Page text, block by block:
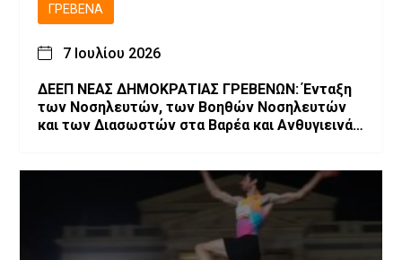
ΓΡΕΒΕΝΆ
7 Ιουλίου 2026
ΔΕΕΠ ΝΕΑΣ ΔΗΜΟΚΡΑΤΙΑΣ ΓΡΕΒΕΝΩΝ: Ένταξη
των Νοσηλευτών, των Βοηθών Νοσηλευτών
και των Διασωστών στα Βαρέα και Ανθυγιεινά